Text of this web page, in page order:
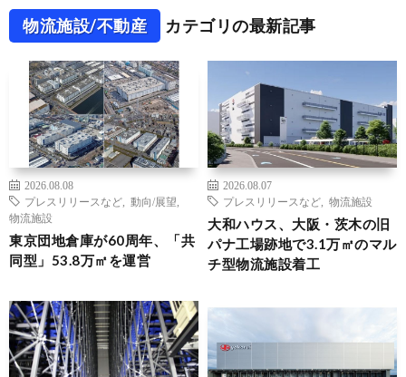
物流施設/不動産 カテゴリの最新記事
2026.08.08
プレスリリースなど
動向/展望
物流施設
東京団地倉庫が60周年、「共
同型」53.8万㎡を運営
2026.08.07
プレスリリースなど
物流施設
大和ハウス、大阪・茨木の旧
パナ工場跡地で3.1万㎡のマル
チ型物流施設着工